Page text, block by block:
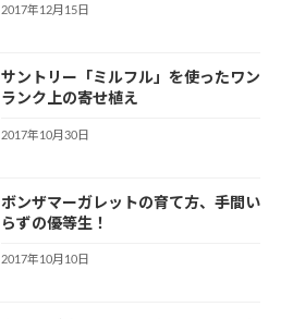
2017年12月15日
サントリー「ミルフル」を使ったワン
ランク上の寄せ植え
2017年10月30日
ボンザマーガレットの育て方、手間い
らずの優等生！
2017年10月10日